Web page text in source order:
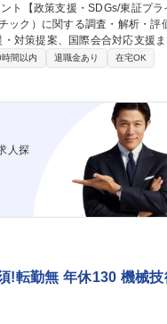
対策提案、国際会合対応支援
析・漂流シミュレーション） ■
援（ESG・SDGs対応含む） ■
間以内 退職金あり
在宅OK
人探
!転勤無 年休130 機械技